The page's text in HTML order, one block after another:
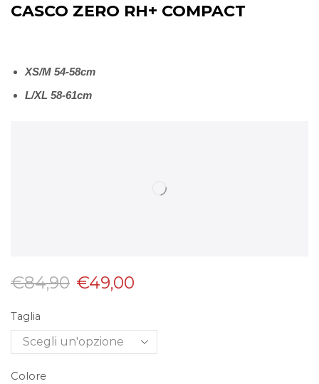
CASCO ZERO RH+ COMPACT
XS/M 54-58cm
L/XL 58-61cm
€84,90 €49,00
Taglia
Colore